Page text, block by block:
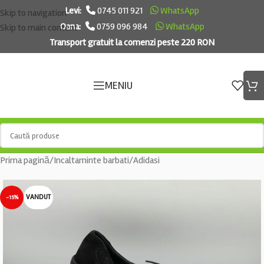
Skip to navigation
Skip to main content
Levi: 0745 011 921
WhatsApp
Oana:
0759 096 984
WhatsApp
Transport gratuit la comenzi peste 220 RON
MENIU
Prima pagină/Incaltaminte barbati/Adidasi
-15% VANDUT